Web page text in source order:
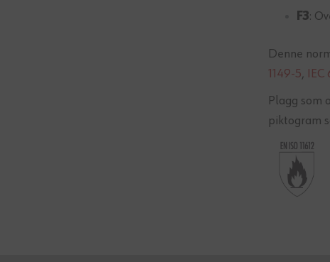
F3:
Denne
1149-5,
Plagg som
piktogram